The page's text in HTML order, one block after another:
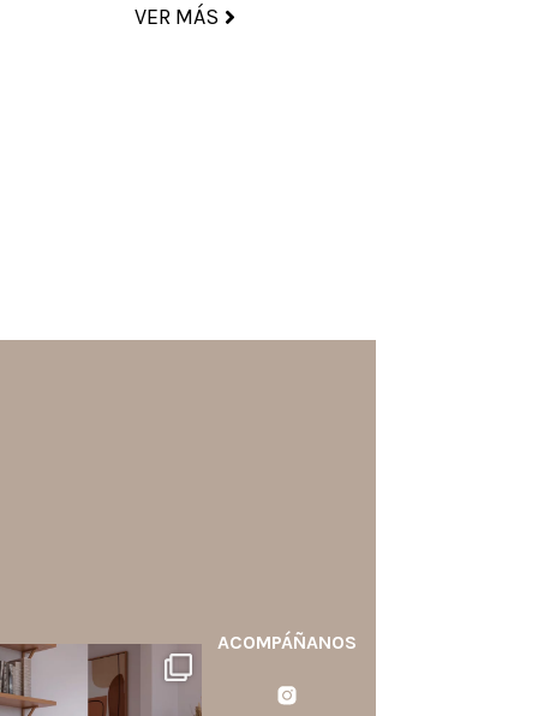
VER MÁS
santaluzia.es
blanco, negro, gris, fendi
beige? La elección puede
ACOMPÁÑANOS